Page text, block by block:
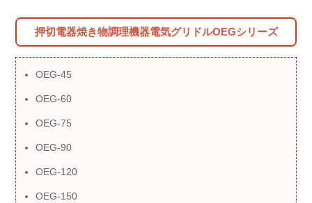
押切電器焼き物調理機器電気グリドルOEGシリーズ
OEG-45
OEG-60
OEG-75
OEG-90
OEG-120
OEG-150